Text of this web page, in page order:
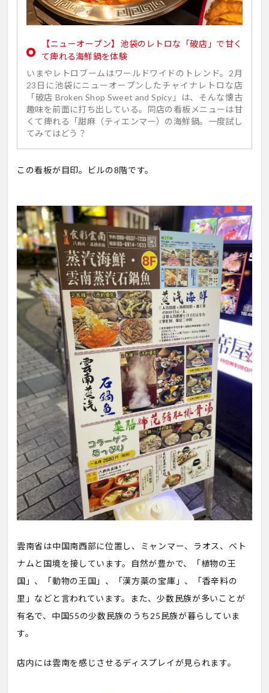
【ニューオープン】池袋のレトロな「破店」で甘く
て痺れる海鮮鍋を体験
いまやレトロブームはワールドワイドのトレンド。2月
23日に池袋にニューオープンしたチャイナレトロな店
「破店 Broken Shop Sweet and Spicy」は、そんな懐古
趣味を前面に打ち出している。同店の看板メニューは甘
くて痺れる「甜麻（ティエンマー）の海鮮鍋。一度試し
てみてはどう？
この看板が目印。ビルの8階です。
雲南省は中国南西部に位置し、ミャンマー、ラオス、ベト
ナムと国境を接しています。自然が豊かで、「植物の王
国」、「動物の王国」、「漢方薬の宝庫」、「香辛料の
里」などと言われています。また、少数民族が多いことが
有名で、中国55の少数民族のうち25民族が暮らしていま
す。
店内には雲南を感じさせるディスプレイが見られます。